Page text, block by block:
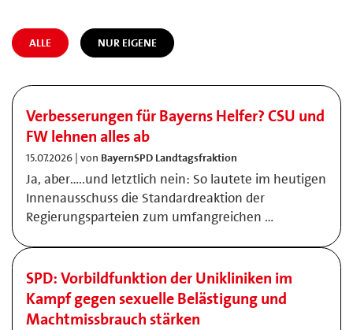
ALLE NUR EIGENE
Verbesserungen für Bayerns Helfer? CSU und
FW lehnen alles ab
15.07.2026 | von BayernSPD Landtagsfraktion
Ja, aber…..und letztlich nein: So lautete im heutigen
Innenausschuss die Standardreaktion der
Regierungsparteien zum umfangreichen …
SPD: Vorbildfunktion der Unikliniken im
Kampf gegen sexuelle Belästigung und
Machtmissbrauch stärken